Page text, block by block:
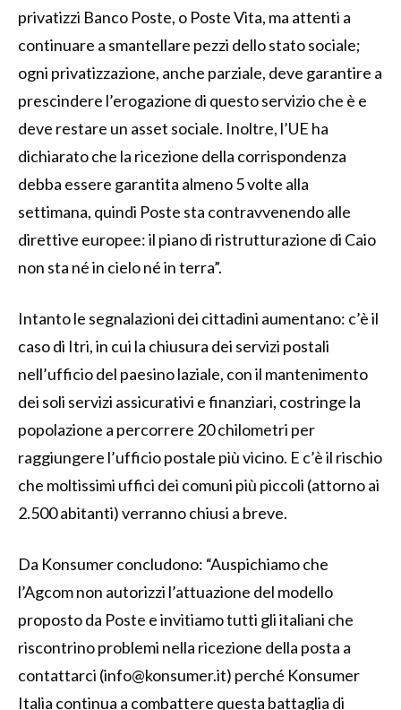
privatizzi Banco Poste, o Poste Vita, ma attenti a
continuare a smantellare pezzi dello stato sociale;
ogni privatizzazione, anche parziale, deve garantire a
prescindere l’erogazione di questo servizio che è e
deve restare un asset sociale. Inoltre, l’UE ha
dichiarato che la ricezione della corrispondenza
debba essere garantita almeno 5 volte alla
settimana, quindi Poste sta contravvenendo alle
direttive europee: il piano di ristrutturazione di Caio
non sta né in cielo né in terra”.
Intanto le segnalazioni dei cittadini aumentano: c’è il
caso di Itri, in cui la chiusura dei servizi postali
nell’ufficio del paesino laziale, con il mantenimento
dei soli servizi assicurativi e finanziari, costringe la
popolazione a percorrere 20 chilometri per
raggiungere l’ufficio postale più vicino. E c’è il rischio
che moltissimi uffici dei comuni più piccoli (attorno ai
2.500 abitanti) verranno chiusi a breve.
Da Konsumer concludono: “Auspichiamo che
l’Agcom non autorizzi l’attuazione del modello
proposto da Poste e invitiamo tutti gli italiani che
riscontrino problemi nella ricezione della posta a
contattarci (info@konsumer.it) perché Konsumer
Italia continua a combattere questa battaglia di